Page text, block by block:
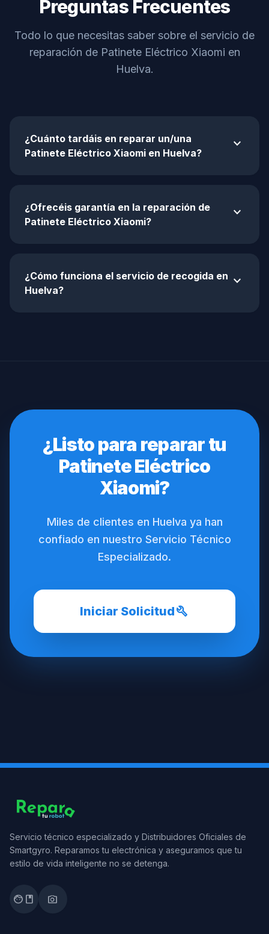
Preguntas Frecuentes
Todo lo que necesitas saber sobre el servicio de
reparación de Patinete Eléctrico Xiaomi en
Huelva.
¿Cuánto tardáis en reparar un/una
Patinete Eléctrico Xiaomi en Huelva?
expand_more
¿Ofrecéis garantía en la reparación de
Patinete Eléctrico Xiaomi?
expand_more
¿Cómo funciona el servicio de recogida en
Huelva?
expand_more
¿Listo para reparar tu
Patinete Eléctrico
Xiaomi?
Miles de clientes en Huelva ya han
confiado en nuestro Servicio Técnico
Especializado.
Iniciar Solicitudbuild
Servicio técnico especializado y Distribuidores Oficiales de
Smartgyro. Reparamos tu electrónica y aseguramos que tu
estilo de vida inteligente no se detenga.
facebook photo_camera